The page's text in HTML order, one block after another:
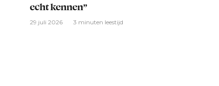
echt kennen”
29 juli 2026 3 minuten leestijd